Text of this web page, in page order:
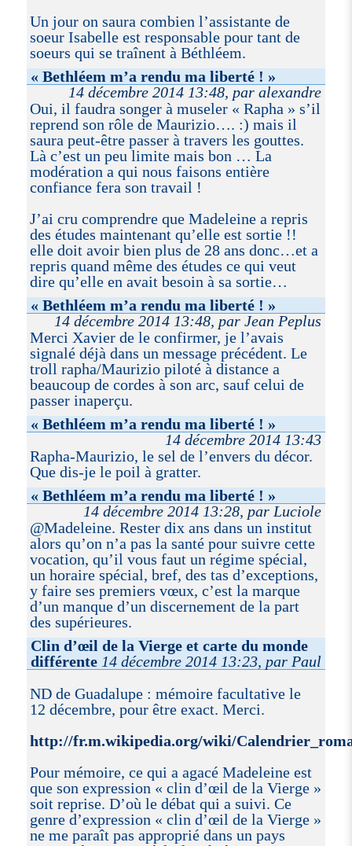
Un jour on saura combien l’assistante de
soeur Isabelle est responsable pour tant de
soeurs qui se traînent à Béthléem.
« Bethléem m’a rendu ma liberté ! »
14 décembre 2014 13:48, par alexandre
Oui, il faudra songer à museler « Rapha » s’il
reprend son rôle de Maurizio…. :) mais il
saura peut-être passer à travers les gouttes.
Là c’est un peu limite mais bon … La
modération a qui nous faisons entière
confiance fera son travail !
J’ai cru comprendre que Madeleine a repris
des études maintenant qu’elle est sortie !!
elle doit avoir bien plus de 28 ans donc…et a
repris quand même des études ce qui veut
dire qu’elle en avait besoin à sa sortie…
« Bethléem m’a rendu ma liberté ! »
14 décembre 2014 13:48, par Jean Peplus
Merci Xavier de le confirmer, je l’avais
signalé déjà dans un message précédent. Le
troll rapha/Maurizio piloté à distance a
beaucoup de cordes à son arc, sauf celui de
passer inaperçu.
« Bethléem m’a rendu ma liberté ! »
14 décembre 2014 13:43
Rapha-Maurizio, le sel de l’envers du décor.
Que dis-je le poil à gratter.
« Bethléem m’a rendu ma liberté ! »
14 décembre 2014 13:28, par Luciole
@Madeleine. Rester dix ans dans un institut
alors qu’on n’a pas la santé pour suivre cette
vocation, qu’il vous faut un régime spécial,
un horaire spécial, bref, des tas d’exceptions,
y faire ses premiers vœux, c’est la marque
d’un manque d’un discernement de la part
des supérieures.
Clin d’œil de la Vierge et carte du monde
différente 14 décembre 2014 13:23, par Paul
ND de Guadalupe : mémoire facultative le
12 décembre, pour être exact. Merci.
http://fr.m.wikipedia.org/wiki/
Pour mémoire, ce qui a agacé Madeleine est
que son expression « clin d’œil de la Vierge »
soit reprise. D’où le débat qui a suivi. Ce
genre d’expression « clin d’œil de la Vierge »
ne me paraît pas approprié dans un pays